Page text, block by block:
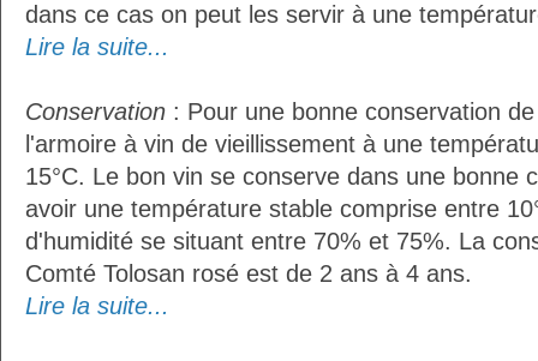
dans ce cas on peut les servir à une
Lire la suite...
Conservation : Pour une bonne conservation
l'armoire à vin de vieillissement à une
15°C. Le bon vin se conserve dans une bonne
avoir une température stable comprise entre
d'humidité se situant entre 70% et 75%. La
Comté Tolosan rosé est de 2 ans à 4 ans.
Lire la suite...